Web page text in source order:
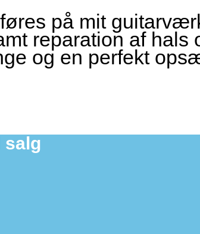
på mit
reparation af hals
og en perfekt
salg